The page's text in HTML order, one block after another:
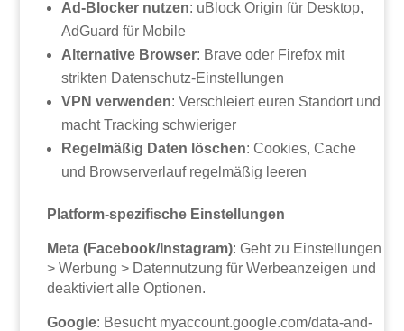
Ad-Blocker nutzen: uBlock Origin für Desktop,
AdGuard für Mobile
Alternative Browser: Brave oder Firefox mit
strikten Datenschutz-Einstellungen
VPN verwenden: Verschleiert euren Standort und
macht Tracking schwieriger
Regelmäßig Daten löschen: Cookies, Cache
und Browserverlauf regelmäßig leeren
Platform-spezifische Einstellungen
Meta (Facebook/Instagram): Geht zu Einstellungen
> Werbung > Datennutzung für Werbeanzeigen und
deaktiviert alle Optionen.
Google: Besucht myaccount.google.com/data-and-